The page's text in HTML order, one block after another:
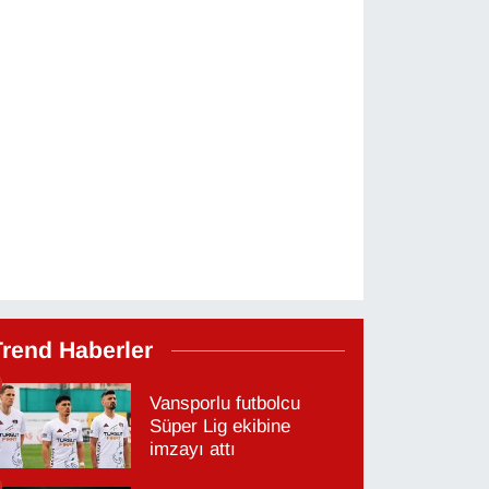
Haberler
Vansporlu futbolcu
Süper Lig ekibine
imzayı attı